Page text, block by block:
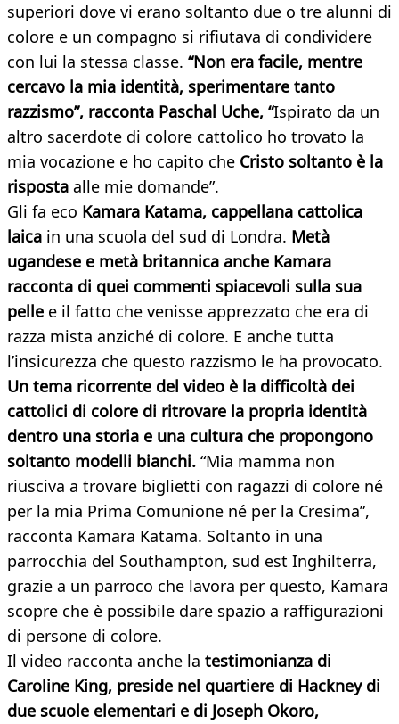
superiori dove vi erano soltanto due o tre alunni di
colore e un compagno si rifiutava di condividere
con lui la stessa classe. “Non era facile, mentre
cercavo la mia identità, sperimentare tanto
razzismo”, racconta Paschal Uche, “Ispirato da un
altro sacerdote di colore cattolico ho trovato la
mia vocazione e ho capito che Cristo soltanto è la
risposta alle mie domande”.
Gli fa eco Kamara Katama, cappellana cattolica
laica in una scuola del sud di Londra. Metà
ugandese e metà britannica anche Kamara
racconta di quei commenti spiacevoli sulla sua
pelle e il fatto che venisse apprezzato che era di
razza mista anziché di colore. E anche tutta
l’insicurezza che questo razzismo le ha provocato.
Un tema ricorrente del video è la difficoltà dei
cattolici di colore di ritrovare la propria identità
dentro una storia e una cultura che propongono
soltanto modelli bianchi. “Mia mamma non
riusciva a trovare biglietti con ragazzi di colore né
per la mia Prima Comunione né per la Cresima”,
racconta Kamara Katama. Soltanto in una
parrocchia del Southampton, sud est Inghilterra,
grazie a un parroco che lavora per questo, Kamara
scopre che è possibile dare spazio a raffigurazioni
di persone di colore.
Il video racconta anche la testimonianza di
Caroline King, preside nel quartiere di Hackney di
due scuole elementari e di Joseph Okoro,